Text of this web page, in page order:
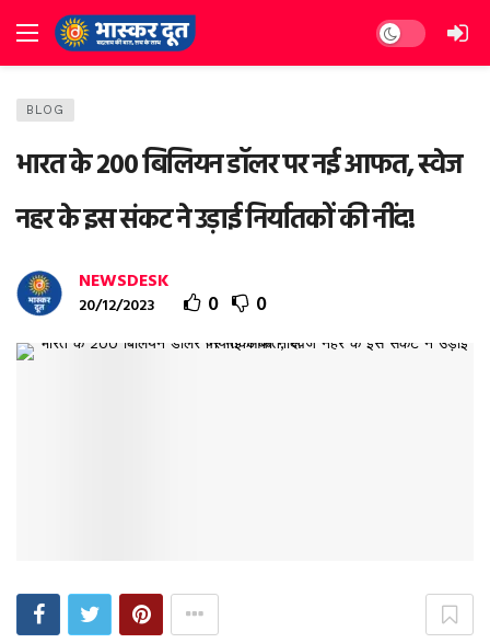
Dark mode
BLOG
भारत के 200 बिलियन डॉलर पर नई आफत, स्वेज
नहर के इस संकट ने उड़ाई निर्यातकों की नींद!
NEWSDESK
20/12/2023 0 0